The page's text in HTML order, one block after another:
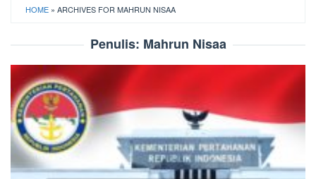
HOME » ARCHIVES FOR MAHRUN NISAA
Penulis: Mahrun Nisaa